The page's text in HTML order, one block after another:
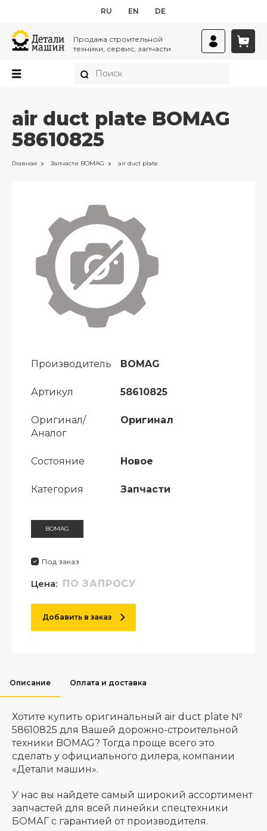
RU EN DE
Продажа строительной
техники, сервис, запчасти
air duct plate BOMAG
58610825
Главная Запчасти BOMAG air duct plate
Производитель BOMAG
Артикул 58610825
Оригинал/
Аналог
Оригинал
Состояние Новое
Категория Запчасти
BOMAG
Под заказ
Цена: ПО ЗАПРОСУ
Добавить в заказ
Описание Оплата и доставка
Хотите купить оригинальный air duct plate №
58610825 для Вашей дорожно-строительной
техники BOMAG? Тогда проще всего это
сделать у официального дилера, компании
«Детали машин».
У нас вы найдете самый широкий ассортимент
запчастей для всей линейки спецтехники
БОМАГ с гарантией от производителя.